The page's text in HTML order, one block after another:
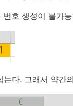
호 생성이 불가
다. 그래서 약간